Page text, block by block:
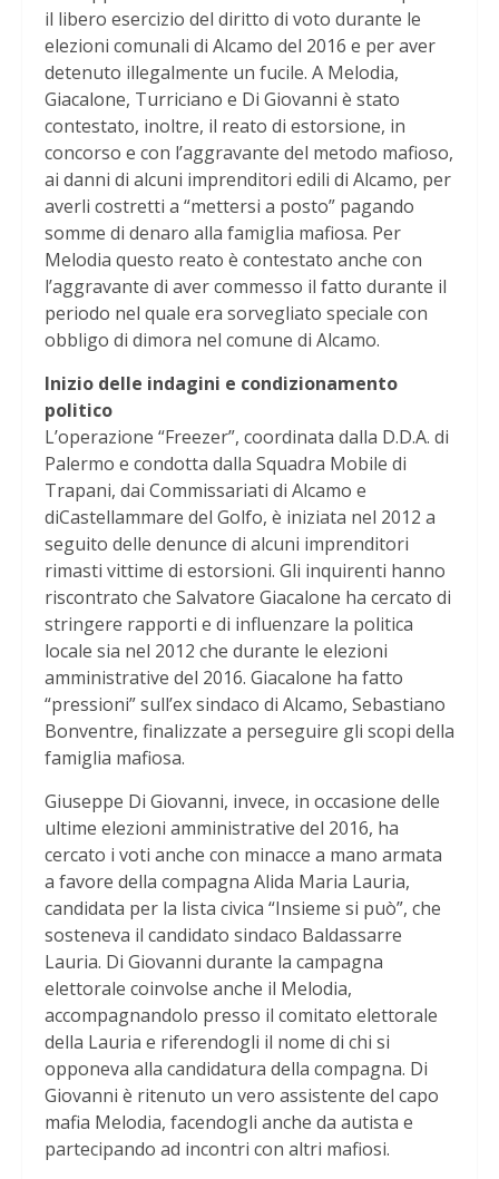
il libero esercizio del diritto di voto durante le
elezioni comunali di Alcamo del 2016 e per aver
detenuto illegalmente un fucile. A Melodia,
Giacalone, Turriciano e Di Giovanni è stato
contestato, inoltre, il reato di estorsione, in
concorso e con l’aggravante del metodo mafioso,
ai danni di alcuni imprenditori edili di Alcamo, per
averli costretti a “mettersi a posto” pagando
somme di denaro alla famiglia mafiosa. Per
Melodia questo reato è contestato anche con
l’aggravante di aver commesso il fatto durante il
periodo nel quale era sorvegliato speciale con
obbligo di dimora nel comune di Alcamo.
Inizio delle indagini e condizionamento
politico
L’operazione “Freezer”, coordinata dalla D.D.A. di
Palermo e condotta dalla Squadra Mobile di
Trapani, dai Commissariati di Alcamo e
diCastellammare del Golfo, è iniziata nel 2012 a
seguito delle denunce di alcuni imprenditori
rimasti vittime di estorsioni. Gli inquirenti hanno
riscontrato che Salvatore Giacalone ha cercato di
stringere rapporti e di influenzare la politica
locale sia nel 2012 che durante le elezioni
amministrative del 2016. Giacalone ha fatto
“pressioni” sull’ex sindaco di Alcamo, Sebastiano
Bonventre, finalizzate a perseguire gli scopi della
famiglia mafiosa.
Giuseppe Di Giovanni, invece, in occasione delle
ultime elezioni amministrative del 2016, ha
cercato i voti anche con minacce a mano armata
a favore della compagna Alida Maria Lauria,
candidata per la lista civica “Insieme si può”, che
sosteneva il candidato sindaco Baldassarre
Lauria. Di Giovanni durante la campagna
elettorale coinvolse anche il Melodia,
accompagnandolo presso il comitato elettorale
della Lauria e riferendogli il nome di chi si
opponeva alla candidatura della compagna. Di
Giovanni è ritenuto un vero assistente del capo
mafia Melodia, facendogli anche da autista e
partecipando ad incontri con altri mafiosi.